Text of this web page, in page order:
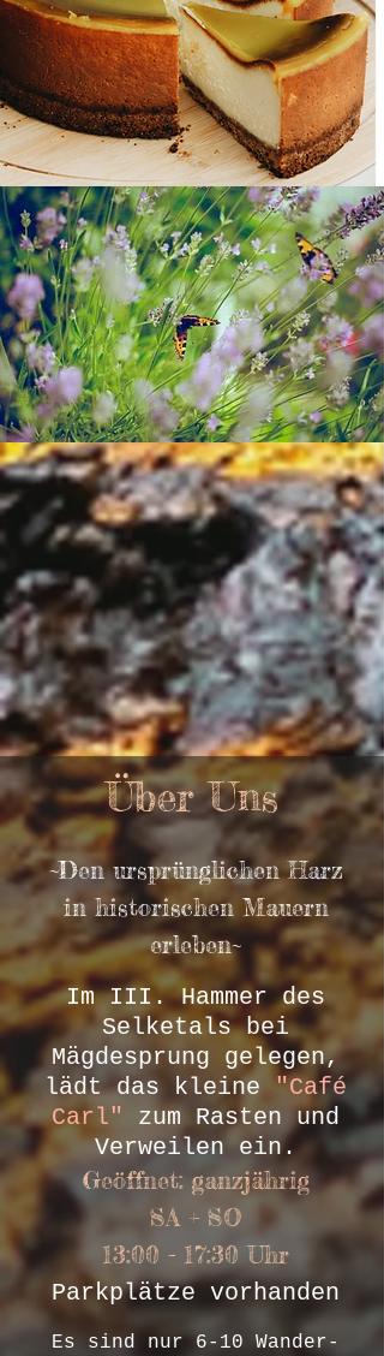
Über Uns
~Den ursprünglichen Harz
in historischen Mauern
erleben~
Im III. Hammer des
Selketals bei
Mägdesprung gelegen,
lädt das kleine
"Café
Carl" zum Rasten und
Verweilen ein.
Geöffnet: ganzjährig
SA + SO
13:00 - 17:30 Uhr
Parkplätze vorhanden
Es sind nur 6-10 Wander-